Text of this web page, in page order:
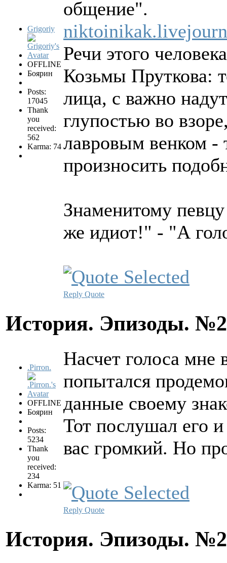
Grigoriy
OFFLINE
Боярин
Posts:
17045
Thank
you
received:
562
Karma: 74
общение".
Речи этого
Козьмы Пруткова:
лица, с важно
глупостью во
лавровым венком -
произносить
Знаменитому
же идиот!" - "А
Reply Quote
История. Эпизоды.
.Pirron.
OFFLINE
Боярин
Posts:
5234
Thank
you
received:
234
Karma: 51
Насчет голоса мне
попытался
данные своему
Тот послушал его
вас громкий. Но
Reply Quote
История. Эпизоды.